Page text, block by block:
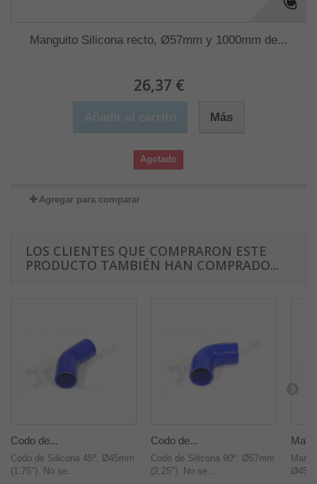
Manguito Silicona recto, Ø57mm y 1000mm de...
26,37 €
Más
Agotado
Agregar para comparar
LOS CLIENTES QUE COMPRARON ESTE
PRODUCTO TAMBIÉN HAN COMPRADO...
Codo de...
Codo de Silicona 45º, Ø45mm
(1.75"). No se...
Codo de...
Codo de Silicona 90º, Ø57mm
(2,25"). No se...